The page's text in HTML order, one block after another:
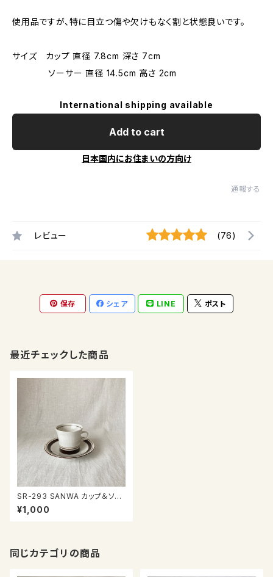
使用品ですが、特に目立つ傷や欠けもなく割と状態良いです。
サイズ カップ 直径 7.8cm 深さ 7cm
ソーサー 直径 14.5cm 高さ 2cm
International shipping available
Add to cart
日本国内にお住まいの方向け
通報する
レビュー (76)
保存 シェア LINE ポスト
最近チェックした商品
SR-293 SANWA カップ＆ソー
サー
¥1,000
同じカテゴリの商品